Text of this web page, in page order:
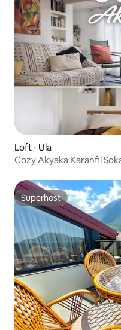
Loft ⋅ Ula
Cozy Akyaka Karanfil
Superhost
Superhost